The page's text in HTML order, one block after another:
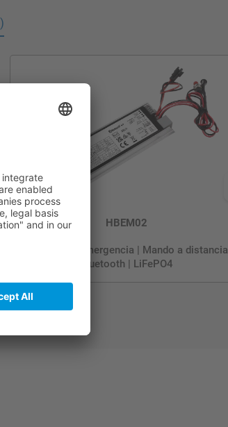
HBEM02
Inversor de emergencia | Mando a distancia
Bluetooth | LiFePO4